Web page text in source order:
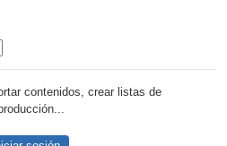
contenidos, crear listas de